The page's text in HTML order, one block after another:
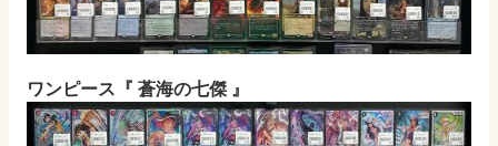
ワンピース『 蒼海の七傑 』